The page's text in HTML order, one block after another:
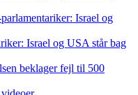
Israel og
Israel og USA står bag
beklager fejl til 500